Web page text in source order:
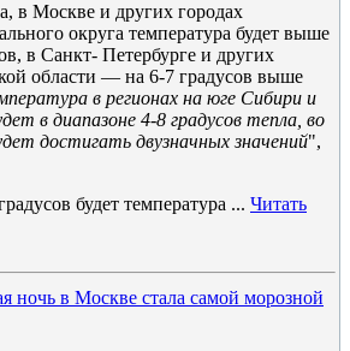
в Москве и других городах
округа температура будет выше
в Санкт- Петербурге и других
области — на 6-7 градусов выше
в регионах на юге Сибири и
в диапазоне 4-8 градусов тепла, во
достигать двузначных значений",
будет температура ... Читать
ночь в Москве стала самой морозной